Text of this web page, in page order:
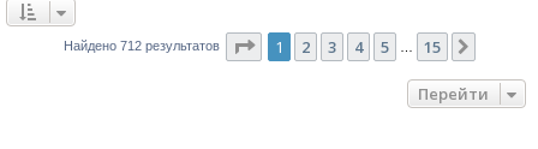
Найдено 712 результатов Страница из 15
1 2 3 4 5 15
Перейти